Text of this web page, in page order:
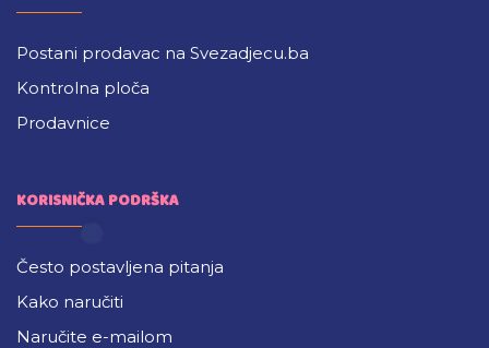
Postani prodavac na Svezadjecu.ba
Kontrolna ploča
Prodavnice
KORISNIČKA PODRŠKA
Često postavljena pitanja
Kako naručiti
Naručite e-mailom